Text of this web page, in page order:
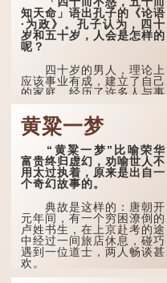
知天命」语出孔子的《论语
·为政》。孔子认为，四十
岁和五十岁，人会是怎样的
呢？
四十岁的男人，理论上
应该事业有成，建立了自己
的家庭。经历了许多人与事
之后，对事物有了自己的判
断能力，不会轻易为表象所
迷惑。
孔子在《论语·子罕》
也说：「知者不惑，仁者不
忧，勇者不惧。」「知」与
智慧的「智」相通，四十岁
的男人应已累积足够智慧，
不再对自己的人生感到困
惑、忧虑与恐惧。
到了五十岁，...
黄粱一梦
“黄粱一梦”比喻荣华
富贵终归虚幻，劝喻世人不
用太过执着，原来是出自一
个奇幻故事的。
典故是这样的：唐朝开
元年间，有一个穷困潦倒的
卢姓书生，在上京赴考的途
中经过一间旅店休息，碰巧
遇到一位道士，两人畅谈甚
欢。